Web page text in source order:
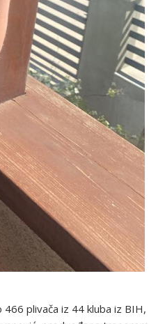
plivača iz 44 kluba iz BIH,